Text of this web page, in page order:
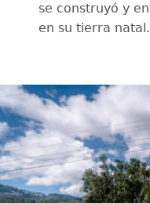
se construyó y
en su tierra natal.